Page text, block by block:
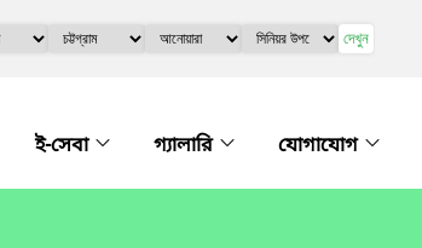
দেখুন
ই-সেবা গ্যালারি যোগাযোগ